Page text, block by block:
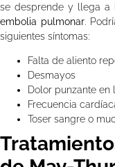
se desprende y llega a
embolia pulmonar.
siguientes síntomas:
Falta de aliento
Desmayos
Dolor punzante
Frecuencia
Toser sangre o